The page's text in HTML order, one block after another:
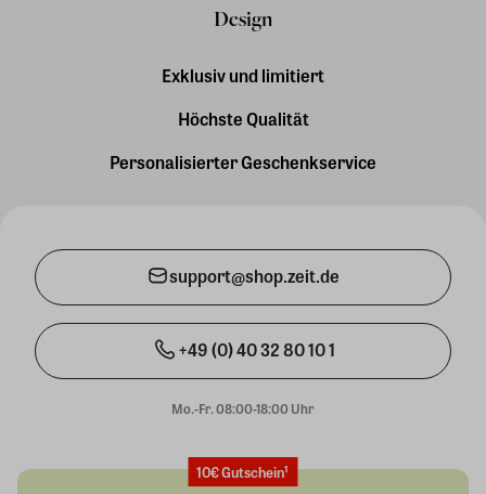
Design
Exklusiv und limitiert
Höchste Qualität
Personalisierter Geschenkservice
support@shop.zeit.de
+49 (0) 40 32 80 10 1
Mo.-Fr. 08:00-18:00 Uhr
10€ Gutschein¹